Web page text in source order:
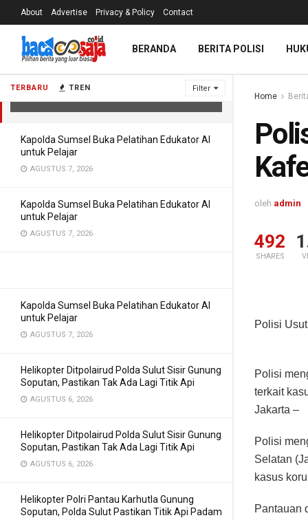
TERBARU TREN Filter
Polisi Usut Kasus Batubara-Asabri,
Kapolda Sumsel Buka Pelatihan Edukator AI
untuk Pelajar
AGUSTUS 7, 2026
Kapolda Sumsel Buka Pelatihan Edukator AI
untuk Pelajar
AGUSTUS 7, 2026
Kapolda Sumsel Buka Pelatihan Edukator AI
untuk Pelajar
AGUSTUS 7, 2026
Helikopter Ditpolairud Polda Sulut Sisir Gunung
Soputan, Pastikan Tak Ada Lagi Titik Api
AGUSTUS 6, 2026
Helikopter Ditpolairud Polda Sulut Sisir Gunung
Soputan, Pastikan Tak Ada Lagi Titik Api
AGUSTUS 6, 2026
Helikopter Polri Pantau Karhutla Gunung
Soputan, Polda Sulut Pastikan Titik Api Padam
About Advertise Privacy & Policy Contact
BERANDA BERITA POLISI
Home
oleh admin
492
SHARES
Polisi
Polisi
terkait
Jakarta –
Polisi
Selatan
kasus
Pantauan